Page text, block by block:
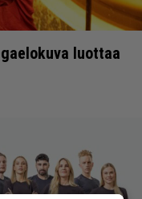
luottaa